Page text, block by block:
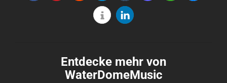
Entdecke mehr von
WaterDomeMusic